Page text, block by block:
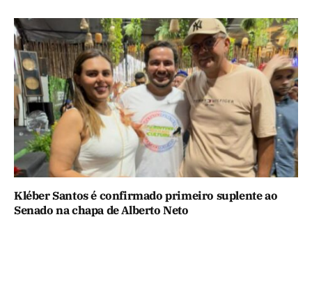
Kléber Santos é confirmado primeiro suplente ao
Senado na chapa de Alberto Neto